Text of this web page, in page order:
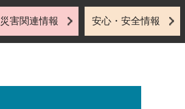
災害関連情報 安心・安全情報